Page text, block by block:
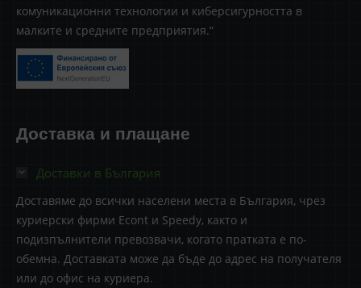
комуникационни технологии и киберсигурността в
малките и средните предприятия.“
Доставка и плащане
Доставки в България
Доставяме до всички населени места в България, чрез
куриерски фирми Econt и Speedy, както и
подизпълнители превозвачи, когато пратката е по-
обемна. Доставката може да бъде до адрес на получателя
или до офис на куриера.